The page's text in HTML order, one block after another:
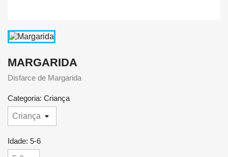
MARGARIDA
Disfarce de Margarida
Categoria: Criança
Idade: 5-6